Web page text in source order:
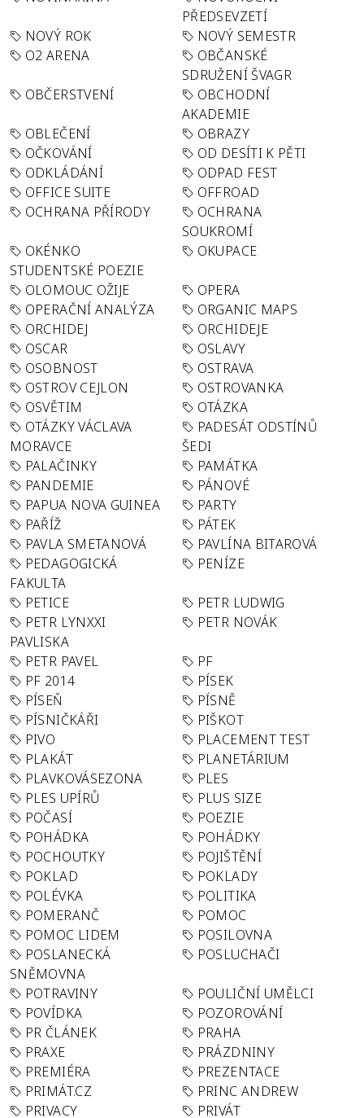
PŘEDSEVZETÍ
NOVÝ ROK
NOVÝ SEMESTR
O2 ARENA
OBČANSKÉ
SDRUŽENÍ ŠVAGR
OBČERSTVENÍ
OBCHODNÍ
AKADEMIE
OBLEČENÍ
OBRAZY
OČKOVÁNÍ
OD DESÍTI K PĚTI
ODKLÁDÁNÍ
ODPAD FEST
OFFICE SUITE
OFFROAD
OCHRANA PŘÍRODY
OCHRANA
SOUKROMÍ
OKÉNKO
STUDENTSKÉ POEZIE
OKUPACE
OLOMOUC OŽIJE
OPERA
OPERAČNÍ ANALÝZA
ORGANIC MAPS
ORCHIDEJ
ORCHIDEJE
OSCAR
OSLAVY
OSOBNOST
OSTRAVA
OSTROV CEJLON
OSTROVANKA
OSVĚTIM
OTÁZKA
OTÁZKY VÁCLAVA
MORAVCE
PADESÁT ODSTÍNŮ
ŠEDI
PALAČINKY
PAMÁTKA
PANDEMIE
PÁNOVÉ
PAPUA NOVA GUINEA
PARTY
PAŘÍŽ
PÁTEK
PAVLA SMETANOVÁ
PAVLÍNA BITAROVÁ
PEDAGOGICKÁ
FAKULTA
PENÍZE
PETICE
PETR LUDWIG
PETR LYNXXI
PAVLISKA
PETR NOVÁK
PETR PAVEL
PF
PF 2014
PÍSEK
PÍSEŇ
PÍSNĚ
PÍSNIČKÁŘI
PIŠKOT
PIVO
PLACEMENT TEST
PLAKÁT
PLANETÁRIUM
PLAVKOVÁSEZONA
PLES
PLES UPÍRŮ
PLUS SIZE
POČASÍ
POEZIE
POHÁDKA
POHÁDKY
POCHOUTKY
POJIŠTĚNÍ
POKLAD
POKLADY
POLÉVKA
POLITIKA
POMERANČ
POMOC
POMOC LIDEM
POSILOVNA
POSLANECKÁ
SNĚMOVNA
POSLUCHAČI
POTRAVINY
POULIČNÍ UMĚLCI
POVÍDKA
POZOROVÁNÍ
PR ČLÁNEK
PRAHA
PRAXE
PRÁZDNINY
PREMIÉRA
PREZENTACE
PRIMÁT.CZ
PRINC ANDREW
PRIVACY
PRIVÁT